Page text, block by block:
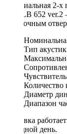
Коаксиальная 2-
AMPLB 652
посадочным
Тип
Количество
Диаметр
Диапазон
Доставка
выходной день.